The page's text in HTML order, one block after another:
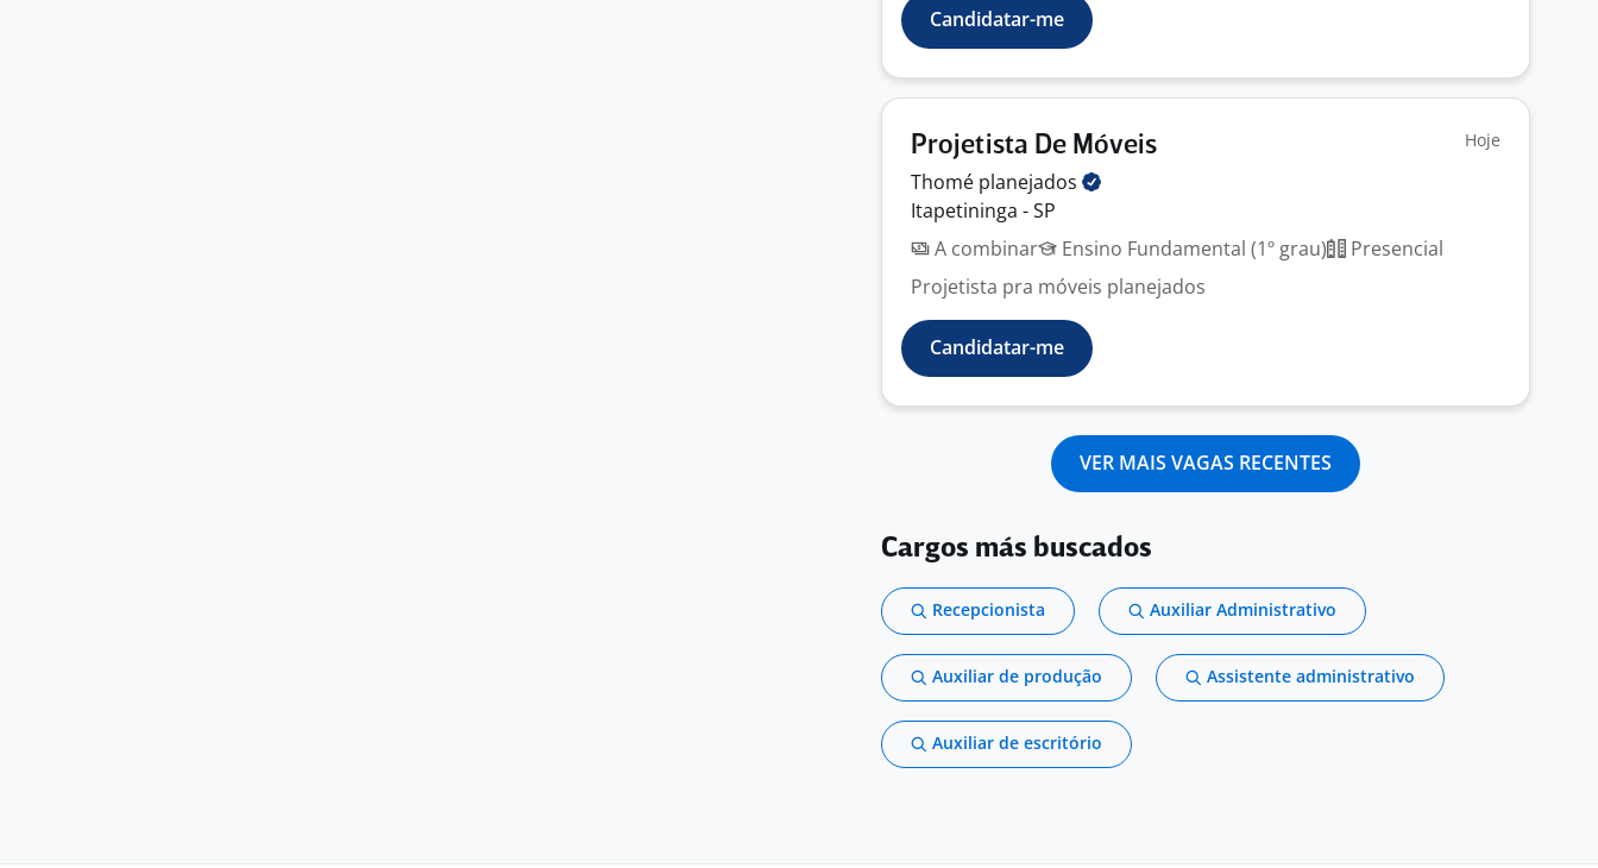
Candidatar-me
Projetista De Móveis Hoje
Thomé planejados
Itapetininga - SP
A combinar
Ensino Fundamental (1º grau)
Presencial
Projetista pra móveis planejados
Candidatar-me
VER MAIS VAGAS RECENTES
Cargos más buscados
Recepcionista Auxiliar Administrativo
Auxiliar de produção Assistente administrativo
Auxiliar de escritório